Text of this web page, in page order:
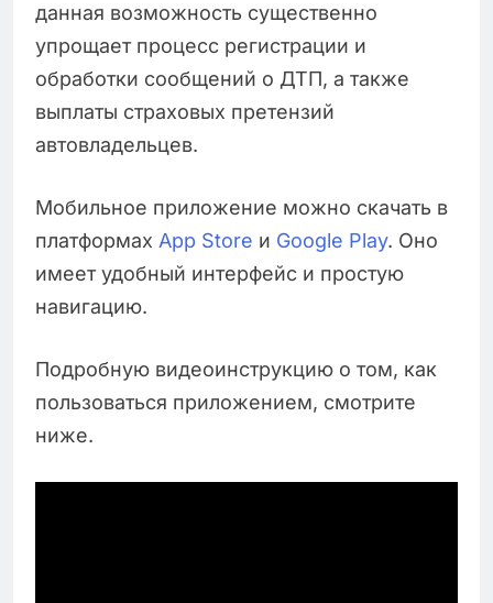
данная возможность существенно
упрощает процесс регистрации и
обработки сообщений о ДТП, а также
выплаты страховых претензий
автовладельцев.
Мобильное приложение можно скачать в
платформах App Store и Google Play. Оно
имеет удобный интерфейс и простую
навигацию.
Подробную видеоинструкцию о том, как
пользоваться приложением, смотрите
ниже.